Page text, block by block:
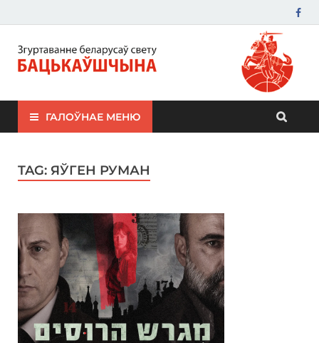
ЗБС "Бацькаўшчына"
ГАЛОЎНАЕ МЕНЮ
TAG: ЯЎГЕН РУМАН